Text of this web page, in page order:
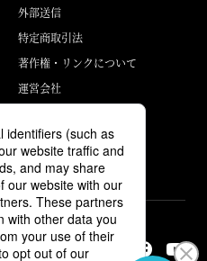
外部送信
特定商取引法
著作権・リンクについて
運営会社